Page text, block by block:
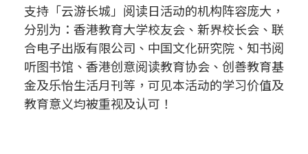
支持「云游长城」阅读日活动的机构阵容庞大，
分别为：香港教育大学校友会、新界校长会、联
合电子出版有限公司、中国文化研究院、知书阅
听图书馆、香港创意阅读教育协会、创善教育基
金及乐怡生活月刊等，可见本活动的学习价值及
教育意义均被重视及认可！